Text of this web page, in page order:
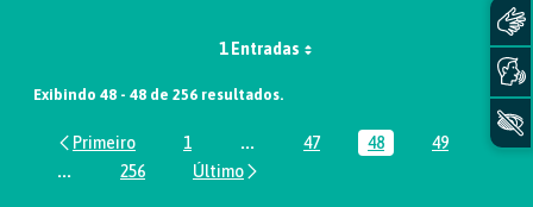
1 Entradas
Exibindo 48 - 48 de 256 resultados.
Página
1 ...Páginas intermediárias Usar ABA
Página
47 Página
48 Página
49
...Páginas intermediárias Usar ABA para navegar.
Página
256